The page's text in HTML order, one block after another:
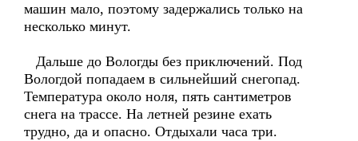
машин мало, поэтому задержались только на
несколько минут.
Дальше до Вологды без приключений. Под
Вологдой попадаем в сильнейший снегопад.
Температура около ноля, пять сантиметров
снега на трассе. На летней резине ехать
трудно, да и опасно. Отдыхали часа три.